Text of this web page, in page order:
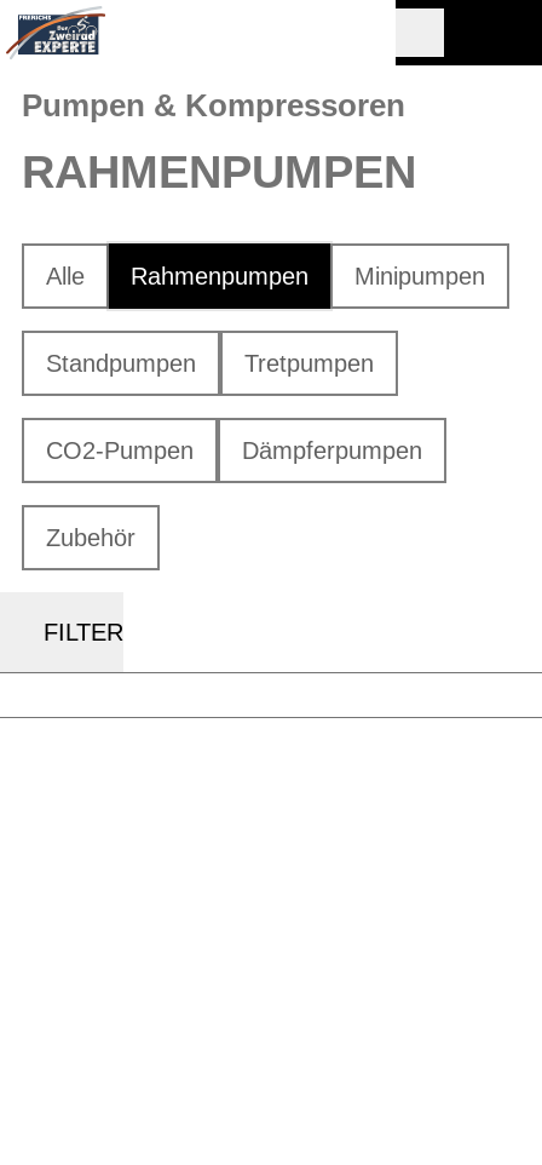
Pumpen & Kompressoren
RAHMENPUMPEN
Alle Rahmenpumpen Minipumpen
Standpumpen Tretpumpen
CO2-Pumpen Dämpferpumpen
Zubehör
FILTER